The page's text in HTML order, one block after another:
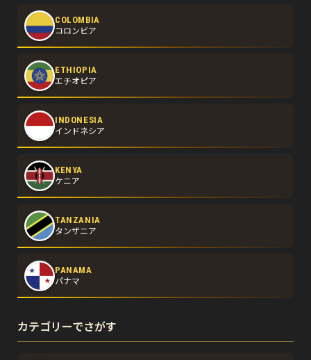
COLOMBIA
コロンビア
ETHIOPIA
エチオピア
INDONESIA
インドネシア
KENYA
ケニア
TANZANIA
タンザニア
PANAMA
パナマ
カテゴリーでさがす